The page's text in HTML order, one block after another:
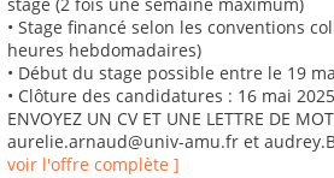
stage (2 fois une semaine maximum)
• Stage financé selon les conventions
heures hebdomadaires)
• Début du stage possible entre le 19
• Clôture des candidatures : 16 mai 2025
ENVOYEZ UN CV ET UNE LETTRE DE
aurelie.arnaud@univ-amu.fr et
voir l'offre complète ]